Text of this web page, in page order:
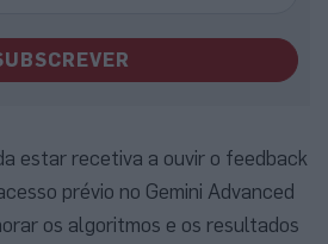
estar recetiva a ouvir o feedback
prévio no Gemini Advanced
os algoritmos e os resultados